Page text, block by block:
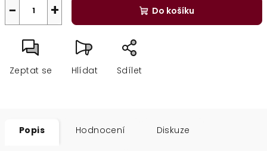
+
− Do košíku
Zeptat se Hlídat Sdílet
Popis Hodnocení Diskuze